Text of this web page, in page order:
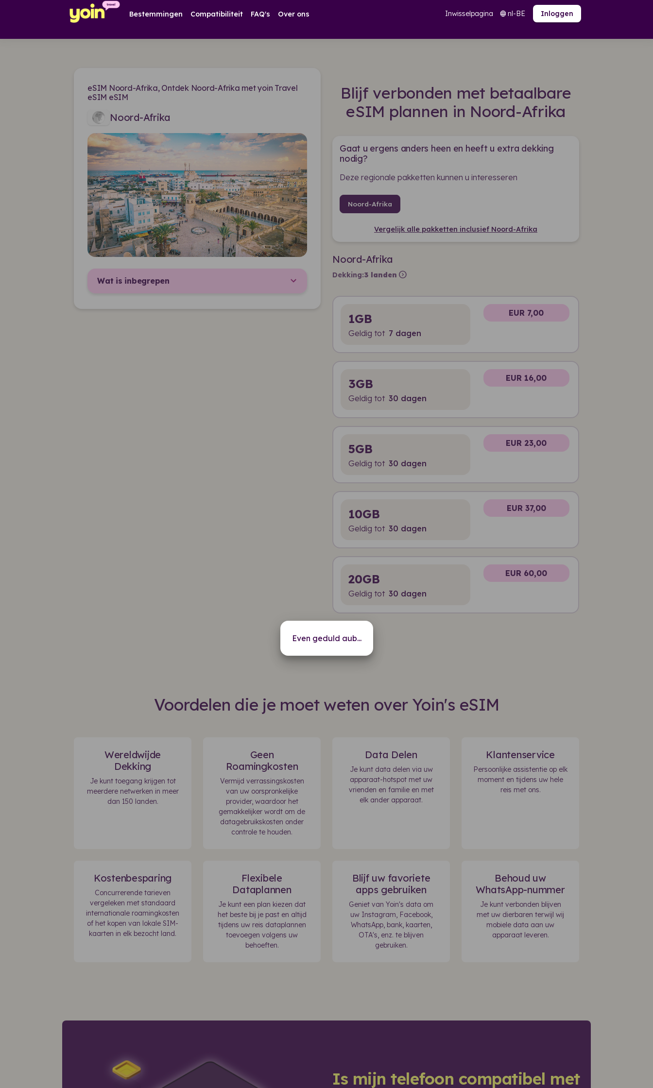
Even geduld aub...
Bestemmingen Compatibiliteit FAQ's Over ons Inwisselpagina language nl-BE Inloggen
eSIM Noord-Afrika, Ontdek Noord-Afrika met yoin Travel
eSIM eSIM
Noord-Afrika
Wat is inbegrepen
Blijf verbonden met betaalbare
eSIM plannen in Noord-Afrika
Gaat u ergens anders heen en heeft u extra dekking
nodig?
Deze regionale pakketten kunnen u interesseren
Noord-Afrika
Vergelijk alle pakketten inclusief Noord-Afrika
Noord-Afrika
Dekking:3 landen expand_circle_right
1GB
Geldig tot 7 dagen
EUR 7,00
3GB
Geldig tot 30 dagen
EUR 16,00
5GB
Geldig tot 30 dagen
EUR 23,00
10GB
Geldig tot 30 dagen
EUR 37,00
20GB
Geldig tot 30 dagen
EUR 60,00
Voordelen die je moet weten over Yoin's eSIM
Wereldwijde
Dekking
Je kunt toegang krijgen tot
meerdere netwerken in meer
dan 150 landen.
Geen
Roamingkosten
Vermijd verrassingskosten
van uw oorspronkelijke
provider, waardoor het
gemakkelijker wordt om de
datagebruikskosten onder
controle te houden.
Data Delen
Je kunt data delen via uw
apparaat-hotspot met uw
vrienden en familie en met
elk ander apparaat.
Klantenservice
Persoonlijke assistentie op elk
moment en tijdens uw hele
reis met ons.
Kostenbesparing
Concurrerende tarieven
vergeleken met standaard
internationale roamingkosten
of het kopen van lokale SIM-
kaarten in elk bezocht land.
Flexibele
Dataplannen
Je kunt een plan kiezen dat
het beste bij je past en altijd
tijdens uw reis dataplannen
toevoegen volgens uw
behoeften.
Blijf uw favoriete
apps gebruiken
Geniet van Yoin's data om
uw Instagram, Facebook,
WhatsApp, bank, kaarten,
OTA's, enz. te blijven
gebruiken.
Behoud uw
WhatsApp-nummer
Je kunt verbonden blijven
met uw dierbaren terwijl wij
mobiele data aan uw
apparaat leveren.
Is mijn telefoon compatibel met